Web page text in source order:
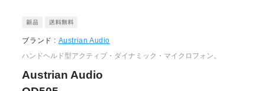
ブランド : Austrian Audio
ハンドヘルド型アクティブ・ダイナミック・マイクロフォン。
Austrian Audio